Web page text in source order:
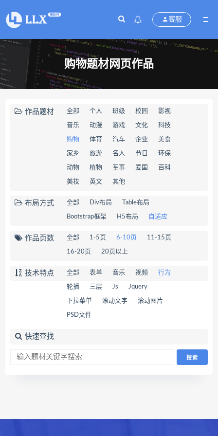
客服
购物题材网页作品
作品题材 全部 个人 班级 校园 影视
音乐 动漫 游戏 文化 科技
购物 体育 汽车 企业 美食
家乡 旅游 名人 节日 环保
动物 植物 军事 爱国 百科
美妆 英文 其他
布局方式 全部 Div布局 Table布局
Bootstrap框架 H5布局 自适应
作品页数 全部 1-5页 6-10页 11-15页
16-20页 20页以上
技术特点 全部 表单 音乐 视频 行为
轮播 三层 Js Jquery
下拉菜单 滚动文字 滚动图片
PSD文件
快速查找